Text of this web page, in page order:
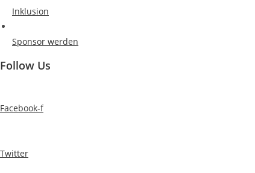
Inklusion
Sponsor werden
Follow Us
Facebook-f
Twitter